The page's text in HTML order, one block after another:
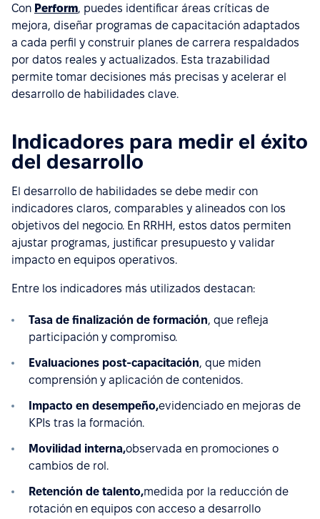
Con Perform, puedes identificar áreas críticas de
mejora, diseñar programas de capacitación adaptados
a cada perfil y construir planes de carrera respaldados
por datos reales y actualizados. Esta trazabilidad
permite tomar decisiones más precisas y acelerar el
desarrollo de habilidades clave.
Indicadores para medir el éxito
del desarrollo
El desarrollo de habilidades se debe medir con
indicadores claros, comparables y alineados con los
objetivos del negocio. En RRHH, estos datos permiten
ajustar programas, justificar presupuesto y validar
impacto en equipos operativos.
Entre los indicadores más utilizados destacan:
Tasa de finalización de formación, que refleja
participación y compromiso.
Evaluaciones post-capacitación, que miden
comprensión y aplicación de contenidos.
Impacto en desempeño,evidenciado en mejoras de
KPIs tras la formación.
Movilidad interna,observada en promociones o
cambios de rol.
Retención de talento,medida por la reducción de
rotación en equipos con acceso a desarrollo